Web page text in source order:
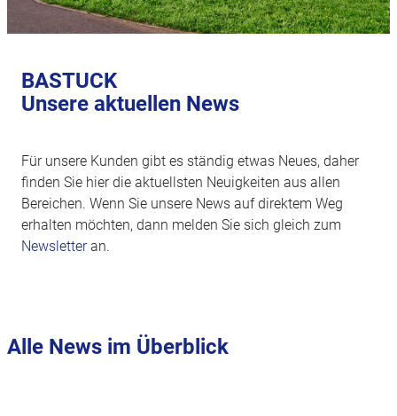
BASTUCK
Unsere aktuellen News
Für unsere Kunden gibt es ständig etwas Neues, daher
finden Sie hier die aktuellsten Neuigkeiten aus allen
Bereichen. Wenn Sie unsere News auf direktem Weg
erhalten möchten, dann melden Sie sich gleich zum
Newsletteran.
Alle News im Überblick